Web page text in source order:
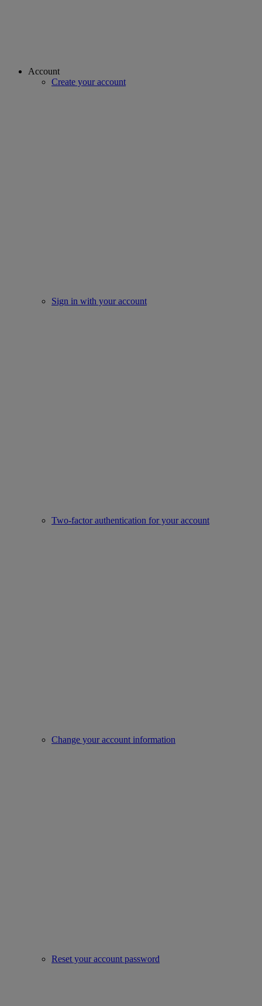
Account
Create your account
Sign in with your account
Two-factor authentication for your account
Change your account information
Reset your account password